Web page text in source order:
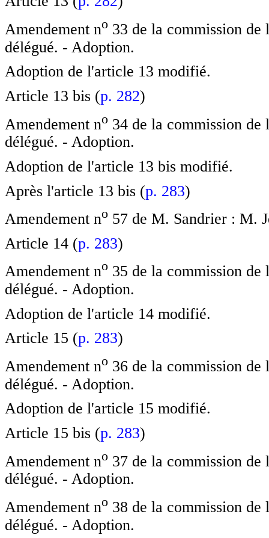
Amendement no 33 de la commission
délégué. - Adoption.
Adoption de l'article 13 modifié.
Article 13 bis (p. 282)
Amendement no 34 de la commission
délégué. - Adoption.
Adoption de l'article 13 bis modifié.
Après l'article 13 bis (p. 283)
Amendement no 57 de M. Sandrier : M.
Article 14 (p. 283)
Amendement no 35 de la commission
délégué. - Adoption.
Adoption de l'article 14 modifié.
Article 15 (p. 283)
Amendement no 36 de la commission
délégué. - Adoption.
Adoption de l'article 15 modifié.
Article 15 bis (p. 283)
Amendement no 37 de la commission
délégué. - Adoption.
Amendement no 38 de la commission
délégué. - Adoption.